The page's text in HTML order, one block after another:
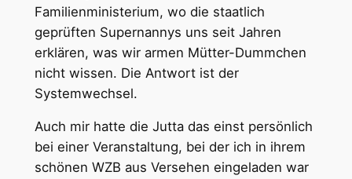
Familienministerium, wo die staatlich
geprüften Supernannys uns seit Jahren
erklären, was wir armen Mütter-Dummchen
nicht wissen. Die Antwort ist der
Systemwechsel.
Auch mir hatte die Jutta das einst persönlich
bei einer Veranstaltung, bei der ich in ihrem
schönen WZB aus Versehen eingeladen war